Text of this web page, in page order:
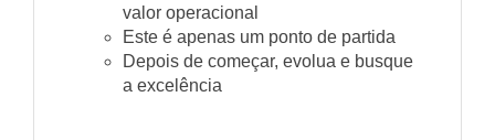
valor operacional
Este é apenas um ponto de partida
Depois de começar, evolua e busque
a excelência